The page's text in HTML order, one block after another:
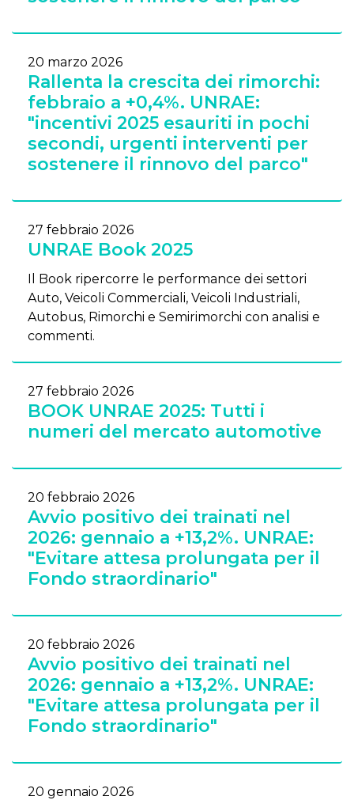
20 marzo 2026
Rallenta la crescita dei rimorchi:
febbraio a +0,4%. UNRAE:
"incentivi 2025 esauriti in pochi
secondi, urgenti interventi per
sostenere il rinnovo del parco"
27 febbraio 2026
UNRAE Book 2025
Il Book ripercorre le performance dei settori
Auto, Veicoli Commerciali, Veicoli Industriali,
Autobus, Rimorchi e Semirimorchi con analisi e
commenti.
27 febbraio 2026
BOOK UNRAE 2025: Tutti i
numeri del mercato automotive
20 febbraio 2026
Avvio positivo dei trainati nel
2026: gennaio a +13,2%. UNRAE:
"Evitare attesa prolungata per il
Fondo straordinario"
20 febbraio 2026
Avvio positivo dei trainati nel
2026: gennaio a +13,2%. UNRAE:
"Evitare attesa prolungata per il
Fondo straordinario"
20 gennaio 2026